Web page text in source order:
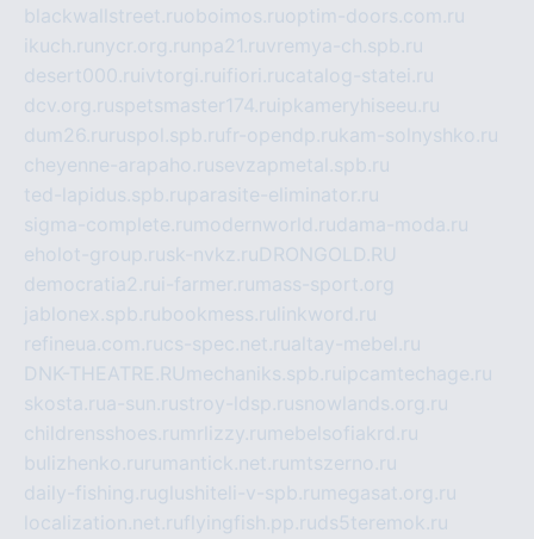
blackwallstreet.ruoboimos.ruoptim-doors.com.ru
ikuch.ru nycr.org.ru npa21.ruvremya-ch.spb.ru
desert000.ru ivtorgi.ru ifiori.rucatalog-statei.ru
dcv.org.ruspetsmaster174.ru ipkameryhiseeu.ru
dum26.ru ruspol.spb.rufr-opendp.rukam-solnyshko.ru
cheyenne-arapaho.rusevzapmetal.spb.ru
ted-lapidus.spb.ruparasite-eliminator.ru
sigma-complete.ru modernworld.rudama-moda.ru
eholot-group.rusk-nvkz.ruDRONGOLD.RU
democratia2.ru i-farmer.ru mass-sport.org
jablonex.spb.rubookmess.ru linkword.ru
refineua.com.rucs-spec.net.rualtay-mebel.ru
DNK-THEATRE.RU mechaniks.spb.ru ipcamtechage.ru
skosta.rua-sun.rustroy-ldsp.rusnowlands.org.ru
childrensshoes.ru mrlizzy.ru mebelsofiakrd.ru
bulizhenko.ru rumantick.net.ru mtszerno.ru
daily-fishing.ruglushiteli-v-spb.ru megasat.org.ru
localization.net.ruflyingfish.pp.ruds5teremok.ru